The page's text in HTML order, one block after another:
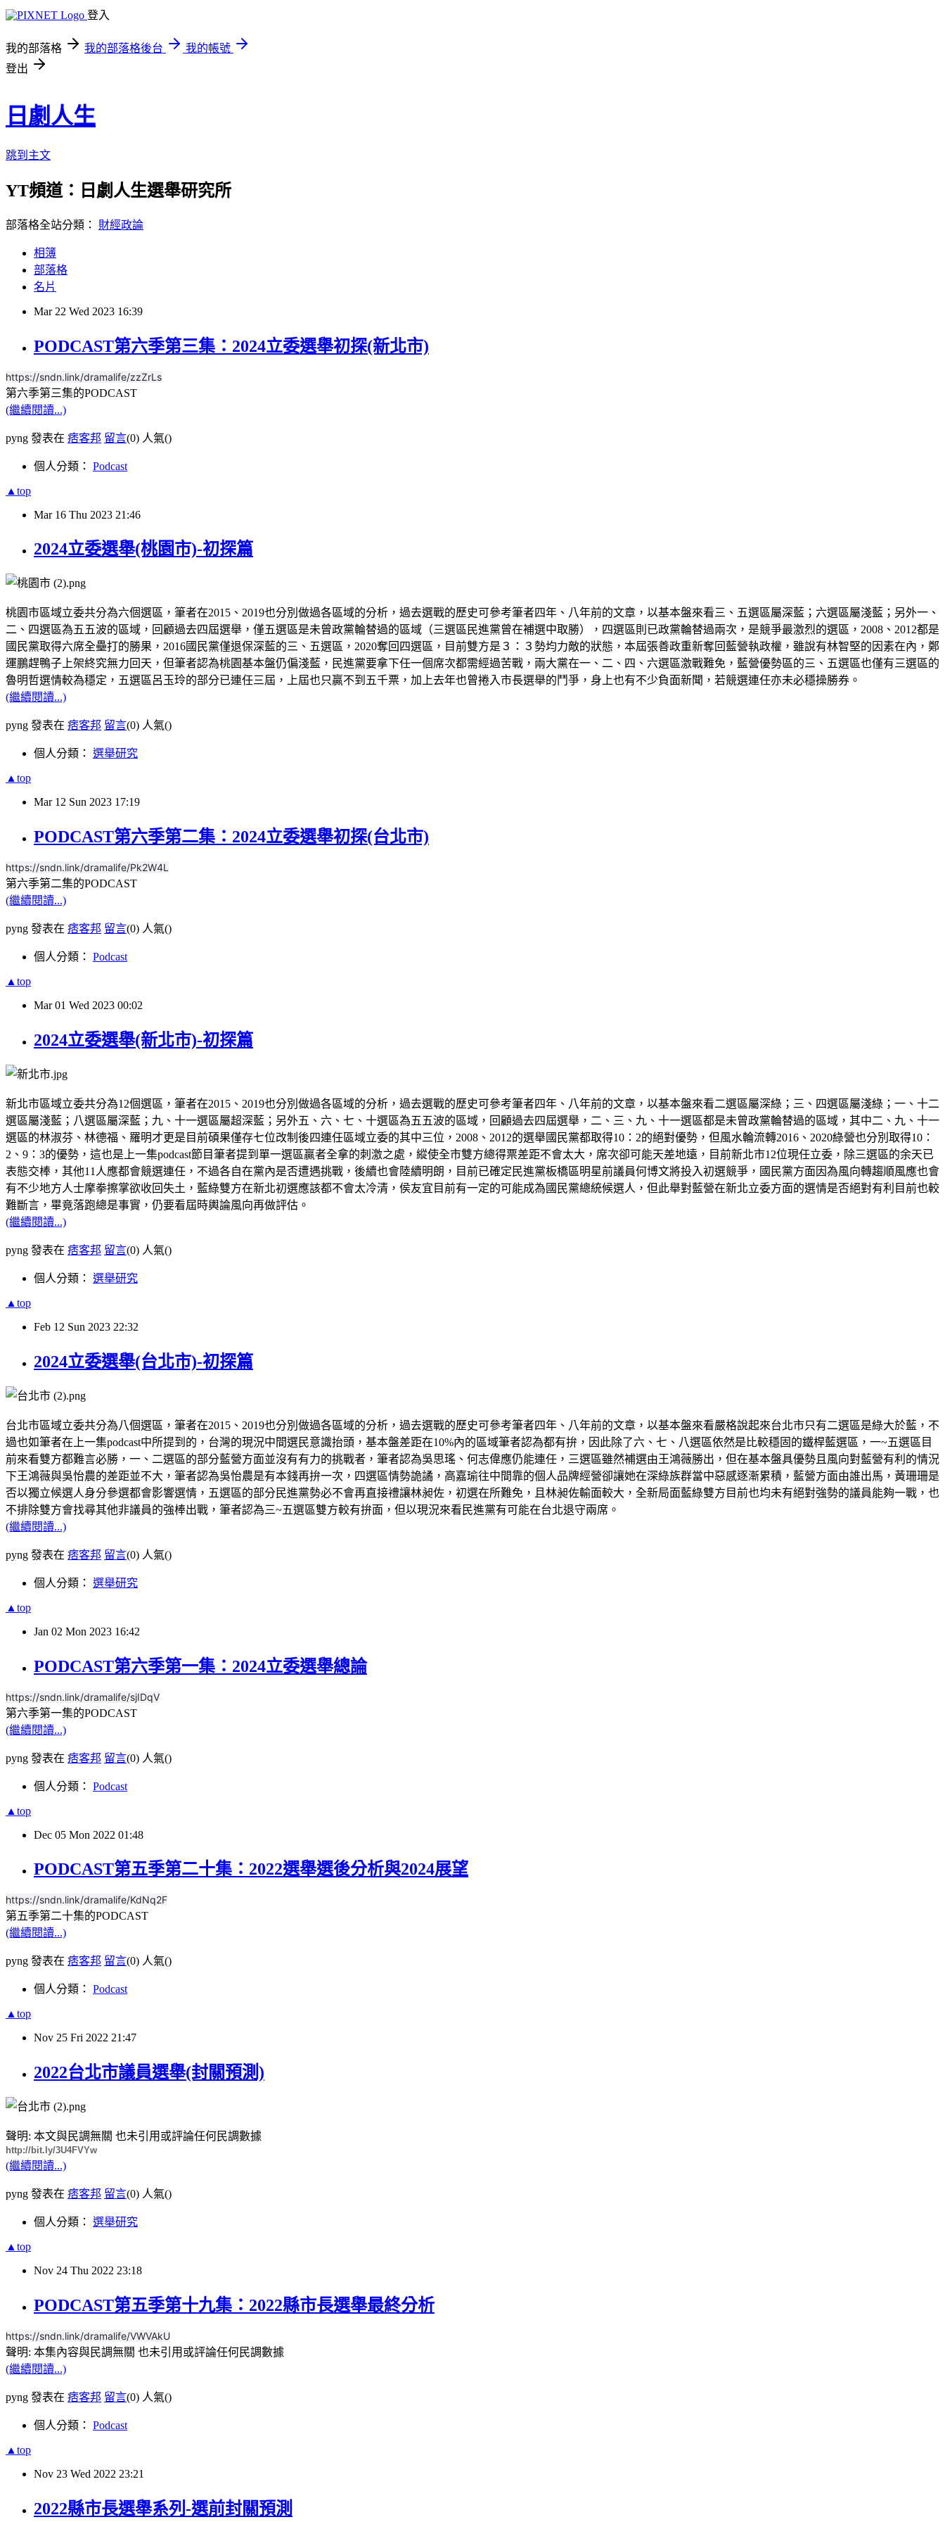
登入
我的部落格 我的部落格後台
我的帳號
登出
日劇人生
跳到主文
YT頻道：日劇人生選舉研究所
部落格全站分類： 財經政論
相簿
部落格
名片
Mar 22 Wed 2023 16:39
PODCAST第六季第三集：2024立委選舉初探(新北市)
https://sndn.link/dramalife/zzZrLs
第六季第三集的PODCAST
(繼續閱讀...)
pyng 發表在 痞客邦 留言(0) 人氣()
個人分類： Podcast
▲top
Mar 16 Thu 2023 21:46
2024立委選舉(桃園市)-初探篇
桃園市區域立委共分為六個選區，筆者在2015、2019也分別做過各區域的分析，過去選戰的歷史可參考筆者四年、八年前的文章，以基本盤來看三、五選區屬深藍；六選區屬淺藍；另外一、
二、四選區為五五波的區域，回顧過去四屆選舉，僅五選區是未曾政黨輪替過的區域（三選區民進黨曾在補選中取勝），四選區則已政黨輪替過兩次，是競爭最激烈的選區，2008、2012都是
國民黨取得六席全壘打的勝果，2016國民黨僅退保深藍的三、五選區，2020奪回四選區，目前雙方是３：３勢均力敵的狀態，本屆張善政重新奪回藍營執政權，雖說有林智堅的因素在內，鄭
運鵬趕鴨子上架終究無力回天，但筆者認為桃園基本盤仍偏淺藍，民進黨要拿下任一個席次都需經過苦戰，兩大黨在一、二、四、六選區激戰難免，藍營優勢區的三、五選區也僅有三選區的
魯明哲選情較為穩定，五選區呂玉玲的部分已連任三屆，上屆也只贏不到五千票，加上去年也曾捲入市長選舉的鬥爭，身上也有不少負面新聞，若競選連任亦未必穩操勝券。
(繼續閱讀...)
pyng 發表在 痞客邦 留言(0) 人氣()
個人分類： 選舉研究
▲top
Mar 12 Sun 2023 17:19
PODCAST第六季第二集：2024立委選舉初探(台北市)
https://sndn.link/dramalife/Pk2W4L
第六季第二集的PODCAST
(繼續閱讀...)
pyng 發表在 痞客邦 留言(0) 人氣()
個人分類： Podcast
▲top
Mar 01 Wed 2023 00:02
2024立委選舉(新北市)-初探篇
新北市區域立委共分為12個選區，筆者在2015、2019也分別做過各區域的分析，過去選戰的歷史可參考筆者四年、八年前的文章，以基本盤來看二選區屬深綠；三、四選區屬淺綠；一、十二
選區屬淺藍；八選區屬深藍；九、十一選區屬超深藍；另外五、六、七、十選區為五五波的區域，回顧過去四屆選舉，二、三、九、十一選區都是未曾政黨輪替過的區域，其中二、九、十一
選區的林淑芬、林德福、羅明才更是目前碩果僅存七位改制後四連任區域立委的其中三位，2008、2012的選舉國民黨都取得10：2的絕對優勢，但風水輪流轉2016、2020綠營也分別取得10：
2、9：3的優勢，這也是上一集podcast節目筆者提到單一選區贏者全拿的刺激之處，縱使全市雙方總得票差距不會太大，席次卻可能天差地遠，目前新北市12位現任立委，除三選區的余天已
表態交棒，其他11人應都會競選連任，不過各自在黨內是否遭遇挑戰，後續也會陸續明朗，目前已確定民進黨板橋區明星前議員何博文將投入初選競爭，國民黨方面因為風向轉趨順風應也會
有不少地方人士摩拳擦掌欲收回失土，藍綠雙方在新北初選應該都不會太冷清，侯友宜目前有一定的可能成為國民黨總統候選人，但此舉對藍營在新北立委方面的選情是否絕對有利目前也較
難斷言，畢竟落跑總是事實，仍要看屆時輿論風向再做評估。
(繼續閱讀...)
pyng 發表在 痞客邦 留言(0) 人氣()
個人分類： 選舉研究
▲top
Feb 12 Sun 2023 22:32
2024立委選舉(台北市)-初探篇
台北市區域立委共分為八個選區，筆者在2015、2019也分別做過各區域的分析，過去選戰的歷史可參考筆者四年、八年前的文章，以基本盤來看嚴格說起來台北市只有二選區是綠大於藍，不
過也如筆者在上一集podcast中所提到的，台灣的現況中間選民意識抬頭，基本盤差距在10%內的區域筆者認為都有拚，因此除了六、七、八選區依然是比較穩固的鐵桿藍選區，一~五選區目
前來看雙方都難言必勝，一、二選區的部分藍營方面並沒有有力的挑戰者，筆者認為吳思瑤、何志偉應仍能連任，三選區雖然補選由王鴻薇勝出，但在基本盤具優勢且風向對藍營有利的情況
下王鴻薇與吳怡農的差距並不大，筆者認為吳怡農是有本錢再拚一次，四選區情勢詭譎，高嘉瑜往中間靠的個人品牌經營卻讓她在深綠族群當中惡感逐漸累積，藍營方面由誰出馬，黃珊珊是
否以獨立候選人身分參選都會影響選情，五選區的部分民進黨勢必不會再直接禮讓林昶佐，初選在所難免，且林昶佐輸面較大，全新局面藍綠雙方目前也均未有絕對強勢的議員能夠一戰，也
不排除雙方會找尋其他非議員的強棒出戰，筆者認為三~五選區雙方較有拚面，但以現況來看民進黨有可能在台北退守兩席。
(繼續閱讀...)
pyng 發表在 痞客邦 留言(0) 人氣()
個人分類： 選舉研究
▲top
Jan 02 Mon 2023 16:42
PODCAST第六季第一集：2024立委選舉總論
https://sndn.link/dramalife/sjIDqV
第六季第一集的PODCAST
(繼續閱讀...)
pyng 發表在 痞客邦 留言(0) 人氣()
個人分類： Podcast
▲top
Dec 05 Mon 2022 01:48
PODCAST第五季第二十集：2022選舉選後分析與2024展望
https://sndn.link/dramalife/KdNq2F
第五季第二十集的PODCAST
(繼續閱讀...)
pyng 發表在 痞客邦 留言(0) 人氣()
個人分類： Podcast
▲top
Nov 25 Fri 2022 21:47
2022台北市議員選舉(封關預測)
聲明: 本文與民調無關 也未引用或評論任何民調數據
http://bit.ly/3U4FVYw
(繼續閱讀...)
pyng 發表在 痞客邦 留言(0) 人氣()
個人分類： 選舉研究
▲top
Nov 24 Thu 2022 23:18
PODCAST第五季第十九集：2022縣市長選舉最終分析
https://sndn.link/dramalife/VWVAkU
聲明: 本集內容與民調無關 也未引用或評論任何民調數據
(繼續閱讀...)
pyng 發表在 痞客邦 留言(0) 人氣()
個人分類： Podcast
▲top
Nov 23 Wed 2022 23:21
2022縣市長選舉系列-選前封關預測